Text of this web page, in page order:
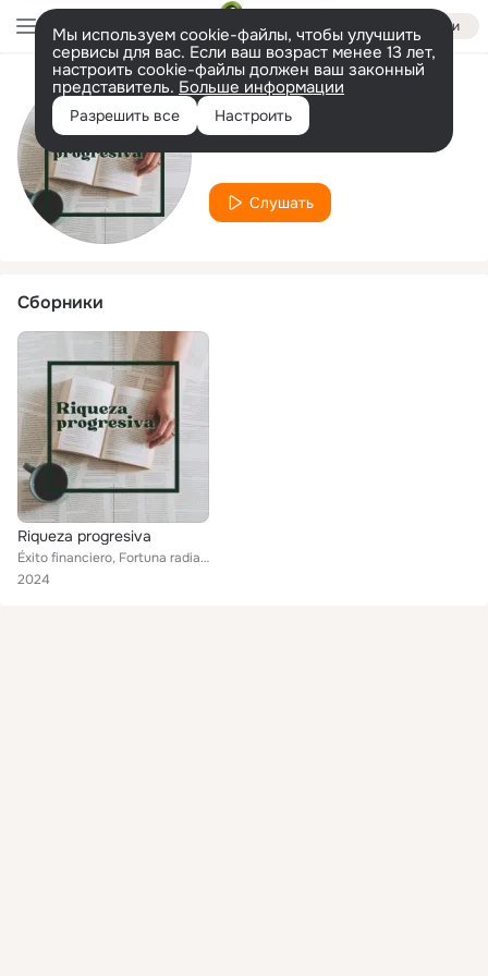
Войти
Мы используем cookie-файлы, чтобы улучшить
сервисы для вас. Если ваш возраст менее 13 лет,
настроить cookie-файлы должен ваш законный
представитель. Больше информации
Разрешить все Настроить
Исполнитель
Fortuna radiante
Слушать
Сборники
Riqueza progresiva
Éxito financiero, Fortuna radiante, Bonanza económica
2024